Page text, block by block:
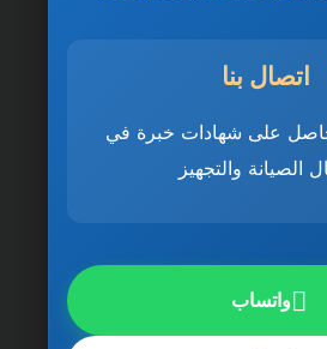
منازل في
الشارقة 0501270935
الحياة
تنظيف منازل في الشارقة 0501270935 ضمان
الخدمات التي يبحث عنها
الفاخرة للحفاظ على
اتصال بنا
على شهادات خبرة في
الصيانة والتجهيز
واتساب